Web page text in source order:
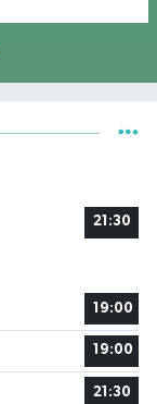
21:30
19:00
19:00
21:30